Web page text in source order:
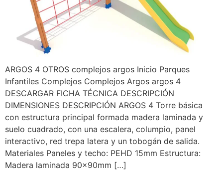
ARGOS 4 OTROS complejos argos Inicio Parques
Infantiles Complejos Complejos Argos argos 4
DESCARGAR FICHA TÉCNICA DESCRIPCIÓN
DIMENSIONES DESCRIPCIÓN ARGOS 4 Torre básica
con estructura principal formada madera laminada y
suelo cuadrado, con una escalera, columpio, panel
interactivo, red trepa latera y un tobogán de salida.
Materiales Paneles y techo: PEHD 15mm Estructura:
Madera laminada 90x90mm […]